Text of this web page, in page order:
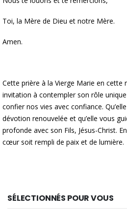
Toi, la Mère de Dieu et notre Mère.
Amen.
Cette prière à la Vierge Marie en cette
invitation à contempler son rôle
confier nos vies avec confiance.
dévotion renouvelée et qu’elle vous
profonde avec son Fils, Jésus-Christ.
cœur soit rempli de paix et de lumière.
SÉLECTIONNÉS POUR VOUS